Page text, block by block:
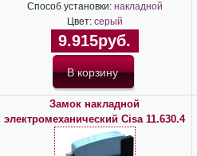
Способ установки: накладной
Цвет: серый
9.915руб.
Замок накладной
электромеханический Cisa 11.630.4